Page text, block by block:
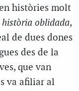
històries molt
història oblidada,
de dues dones
des de la
que van
va afiliar al